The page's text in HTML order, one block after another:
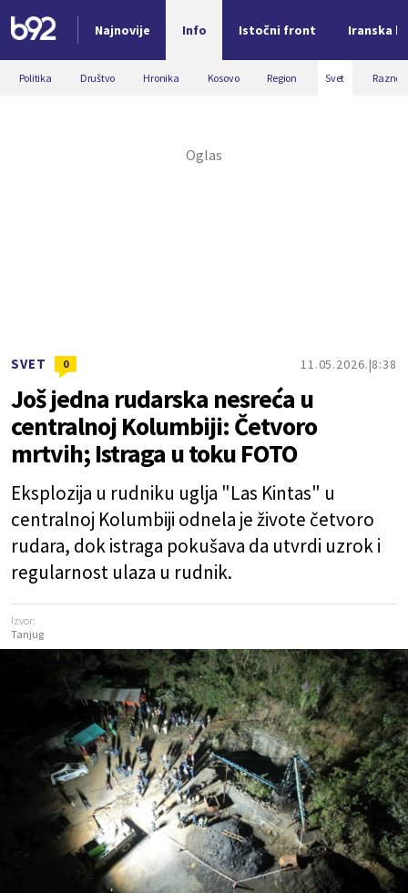
Najnovije Info Istočni front Iranska
Nova vest
Politika Društvo Hronika Kosovo Region Svet Razno
SVET 0 11.05.2026. 8:38
Još jedna rudarska nesreća u
centralnoj Kolumbiji: Četvoro
mrtvih; Istraga u toku FOTO
Eksplozija u rudniku uglja "Las Kintas" u
centralnoj Kolumbiji odnela je živote četvoro
rudara, dok istraga pokušava da utvrdi uzrok i
regularnost ulaza u rudnik.
Izvor:
Tanjug